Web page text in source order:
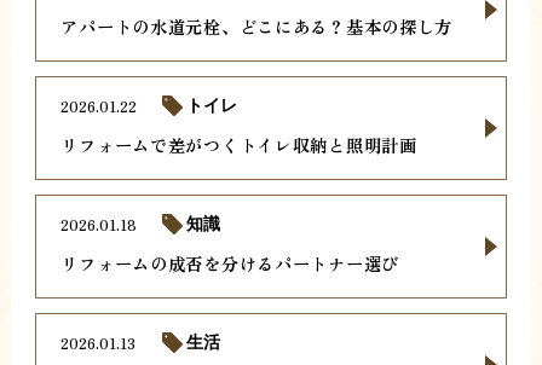
アパートの水道元栓、どこにある？基本の探し方
リフォームで差がつくトイレ収納と照明計画
2026.01.22 トイレ
リフォームの成否を分けるパートナー選び
2026.01.18 知識
2026.01.13 生活